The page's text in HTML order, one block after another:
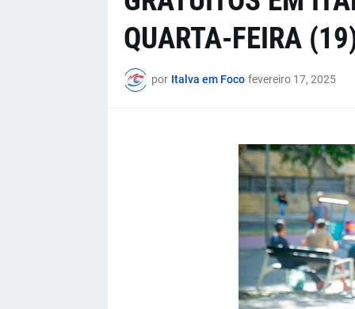
QUARTA-FEIRA
por Italva em Foco fevereiro 17, 2025